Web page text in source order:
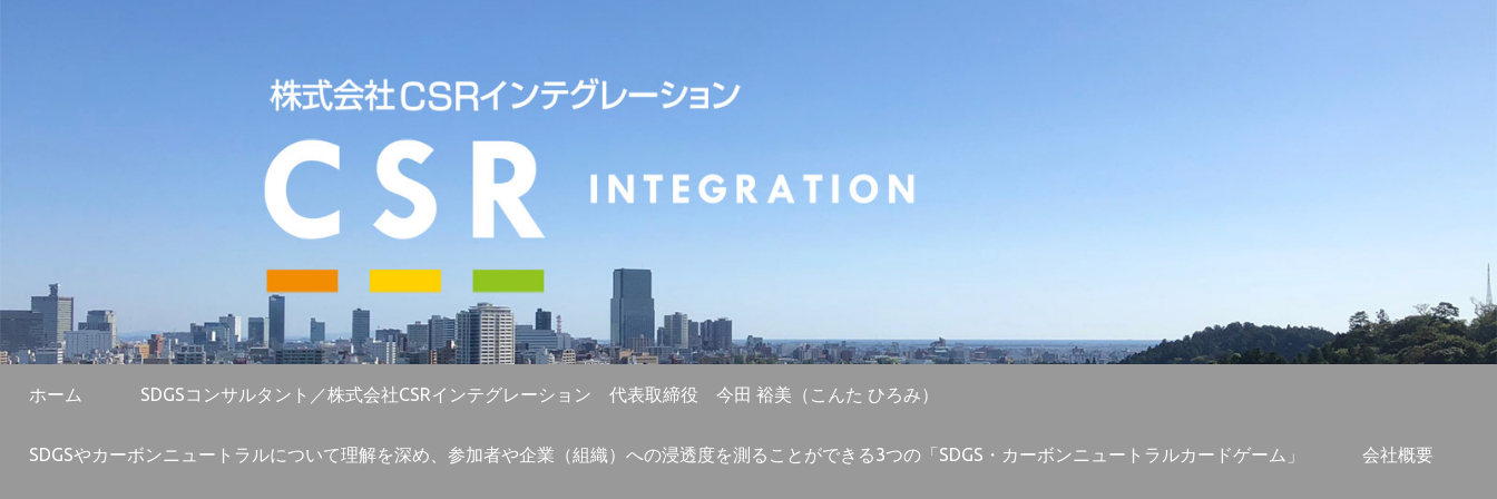
ホーム SDGSコンサルタント／株式会社CSRインテグレーション 代表取締役 今田 裕美（こんた ひろみ）
SDGSやカーボンニュートラルについて理解を深め、参加者や企業（組織）への浸透度を測ることができる3つの「SDGS・カーボンニュートラルカードゲーム」 会社概要